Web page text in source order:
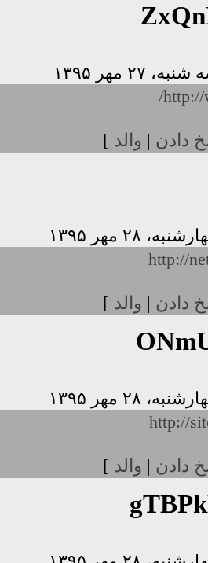
http://
دادن | والد ]
http://
دادن | والد ]
http://
دادن | والد ]